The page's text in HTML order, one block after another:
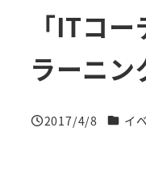
「ITコ
ラーニ
投稿日
2017/4/8 ニュー
イ